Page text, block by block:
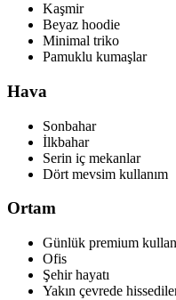
Kaşmir
Beyaz hoodie
Minimal triko
Pamuklu kumaşlar
Hava
Sonbahar
İlkbahar
Serin iç mekanlar
Dört mevsim kullanım
Ortam
Günlük premium
Ofis
Şehir hayatı
Yakın çevrede